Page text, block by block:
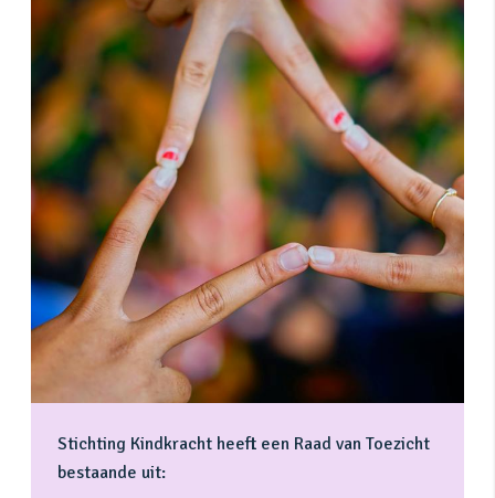
Stichting Kindkracht heeft een Raad van Toezicht
bestaande uit: